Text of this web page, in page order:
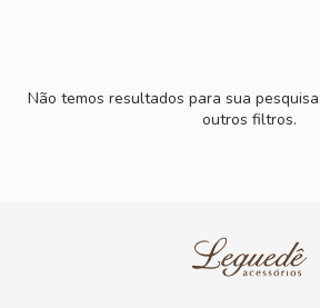
Não temos resultados para sua
outros filtros.